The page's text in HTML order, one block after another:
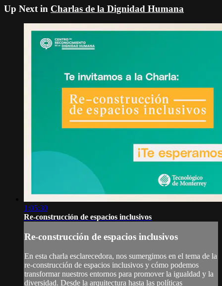
Up Next in Charlas de la Dignidad Humana
1:05:30
Re-construcción de espacios inclusivos
Re-construcción de espacios inclusivos
En esta charla esclarecedora, nos sumergimos en el tema de la
re-construcción de espacios inclusivos y cómo podemos
transformar nuestros entornos para promover la igualdad y la
diversidad. Desde la arquitectura hasta las políticas